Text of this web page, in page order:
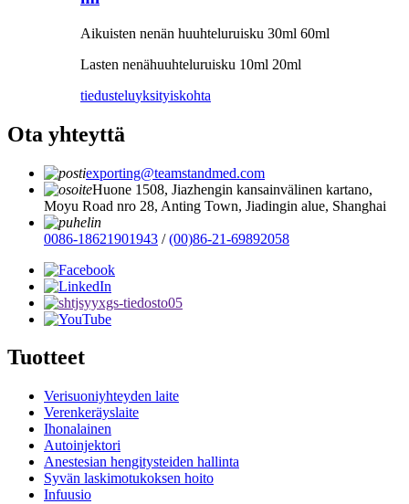
Aikuisten nenän huuhteluruisku 30ml 60ml
Lasten nenähuuhteluruisku 10ml 20ml
tiedusteluyksityiskohta
Ota yhteyttä
exporting@teamstandmed.com
Huone 1508, Jiazhengin kansainvälinen kartano,
Moyu Road nro 28, Anting Town, Jiadingin alue, Shanghai
0086-18621901943 /(00)86-21-69892058
Tuotteet
Verisuoniyhteyden laite
Verenkeräyslaite
Ihonalainen
Autoinjektori
Anestesian hengitysteiden hallinta
Syvän laskimotukoksen hoito
Infuusio